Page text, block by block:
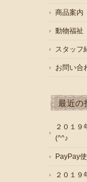
商品案内
動物福祉
スタッフ
お問い合
最近の
２０１９
(^^♪
PayPay
２０１９